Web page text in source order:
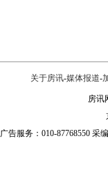
关于房讯-媒体报道-
房讯
广告服务：010-87768550 采